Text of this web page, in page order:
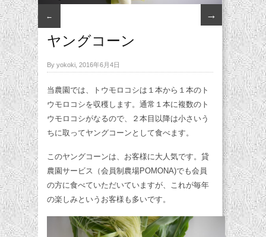
← →
ヤングコーン
By yokoki, 2016年6月4日
当農園では、トウモロコシは１本から１本のト
ウモロコシを収穫します。通常１本に複数のト
ウモロコシがなるので、２本目以降は小さいう
ちに取ってヤングコーンとして食べます。
このヤングコーンは、お客様に大人気です。貸
農園サービス（会員制農場POMONA)でも会員
の方に食べていただいていますが、これが毎年
の楽しみというお客様も多いです。